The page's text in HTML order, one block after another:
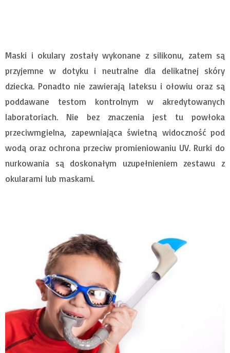
Maski i okulary zostały wykonane z silikonu, zatem są
przyjemne w dotyku i neutralne dla delikatnej skóry
dziecka. Ponadto nie zawierają lateksu i ołowiu oraz są
poddawane testom kontrolnym w akredytowanych
laboratoriach. Nie bez znaczenia jest tu powłoka
przeciwmgielna, zapewniająca świetną widoczność pod
wodą oraz ochrona przeciw promieniowaniu UV. Rurki do
nurkowania są doskonałym uzupełnieniem zestawu z
okularami lub maskami.